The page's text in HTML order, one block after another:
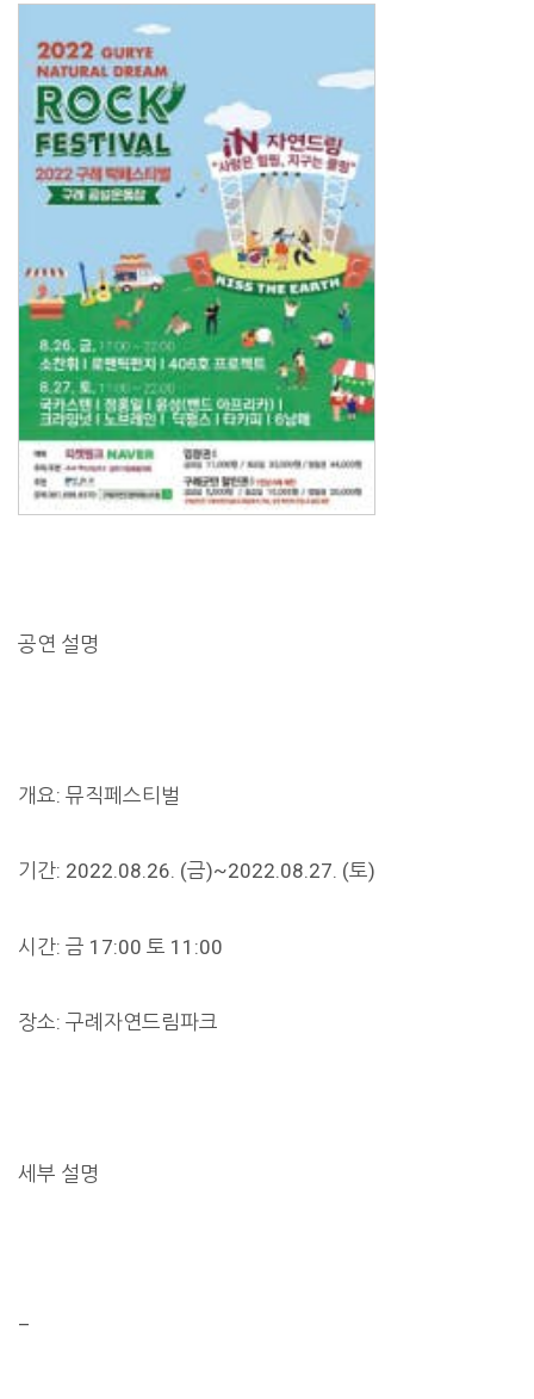
공연 설명
개요: 뮤직페스티벌
기간: 2022.08.26. (금)~2022.08.27. (토)
시간: 금 17:00 토 11:00
장소: 구례자연드림파크
세부 설명
–